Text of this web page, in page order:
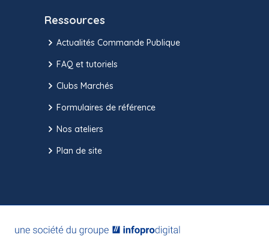
Ressources
Actualités Commande Publique
FAQ et tutoriels
Clubs Marchés
Formulaires de référence
Nos ateliers
Plan de site